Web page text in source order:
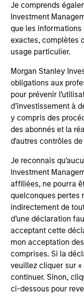
Je comprends
Investment
que les
exactes, complètes
usage particulier.
Morgan Stanley
obligations aux
pour prévenir
d’investissement à
y compris des
des abonnés et la
d'autres contrôles
Je reconnais
Investment
affiliées, ne pourra
quelconques pertes
indirectement de
d’une déclaration
acceptant cette
mon acceptation
comprises. Si la
veuillez cliquer sur
continuer. Sinon,
ci-dessous pour
ALTS IN FOCUS
Hedge Funds
As markets grow
hedge funds will
role in investor
offering the
reduce volatility,
regardless of the
16-JUL-2026
May not represent
The information on
purposes only. The
not constitute and
offering of advisory
solicitation of an
jurisdiction in which